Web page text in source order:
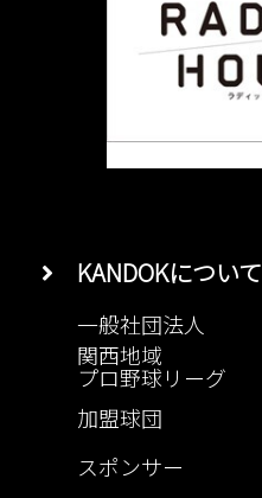
KANDOKについて
一般社団法人
関西地域
プロ野球リーグ
加盟球団
スポンサー